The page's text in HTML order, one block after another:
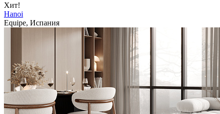
Хит!
Hanoi
Equipe, Испания